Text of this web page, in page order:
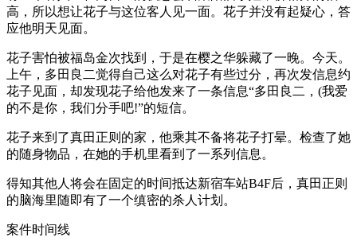
高，所以想让花子与这位客人见一面。花子并没有起疑心，答
应他明天见面。
花子害怕被福岛金次找到，于是在樱之华躲藏了一晚。今天。
上午，多田良二觉得自己这么对花子有些过分，再次发信息约
花子见面，却发现花子给他发来了一条信息“多田良二，(我爱
的不是你，我们分手吧!”的短信。
花子来到了真田正则的家，他乘其不备将花子打晕。检查了她
的随身物品，在她的手机里看到了一系列信息。
得知其他人将会在固定的时间抵达新宿车站B4F后，真田正则
的脑海里随即有了一个缜密的杀人计划。
案件时间线